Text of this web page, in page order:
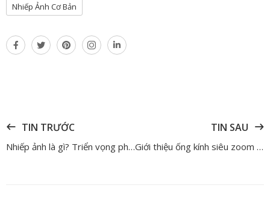
Nhiếp Ảnh Cơ Bản
TIN TRƯỚC
Nhiếp ảnh là gì? Triển vọng phát triển của nhiếp ảnh trong tương lai
TIN SAU
Giới thiệu ống kính siêu zoom Tamron 28 – 300mm F4 – 7.1 Di III VC VXD